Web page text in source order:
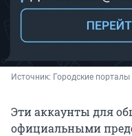
Источник: Городские порталы
Эти аккаунты для
официальными